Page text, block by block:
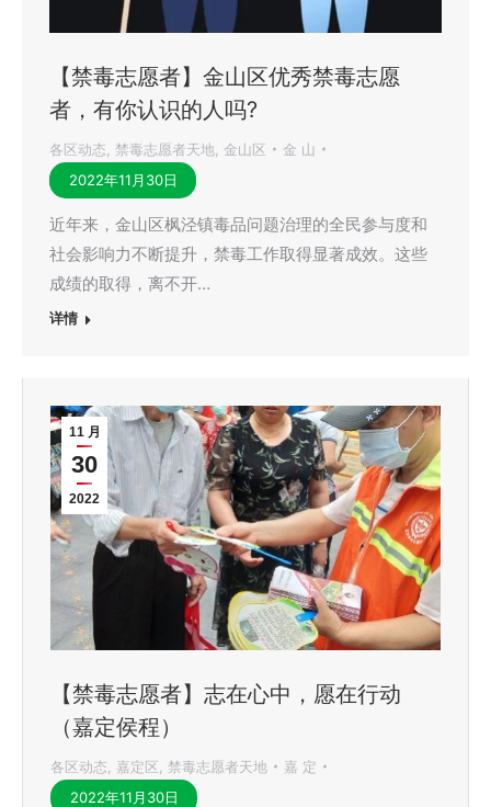
【禁毒志愿者】金山区优秀禁毒志愿
者，有你认识的人吗?
各区动态 禁毒志愿者天地 金山区
金 山
2022年11月30日
近年来，金山区枫泾镇毒品问题治理的全民参与度和
社会影响力不断提升，禁毒工作取得显著成效。这些
成绩的取得，离不开…
详情
11 月
30
2022
【禁毒志愿者】志在心中，愿在行动
（嘉定侯程）
各区动态 嘉定区 禁毒志愿者天地
嘉 定
2022年11月30日